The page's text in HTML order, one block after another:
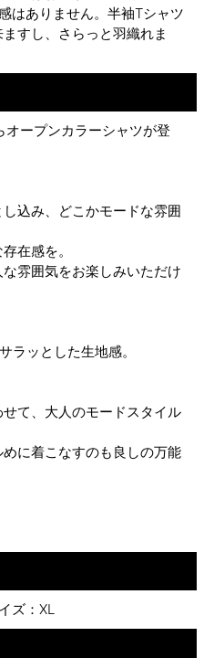
はありません。半袖Tシャツ
すし、さらっと羽織れま
オープンカラーシャツが登
込み、どこかモードな雰囲
在感を。
雰囲気をお楽しみいただけ
ラッとした生地感。
て、大人のモードスタイル
に着こなすのも良しの万能
ズ：XL